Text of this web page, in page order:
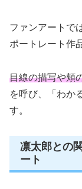
ファンアートで
ポートレート作
目線の描写や頬
を呼び、「わか
す。
凛太郎との
ート